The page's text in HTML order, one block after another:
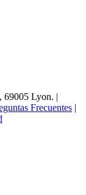
69005 Lyon. |
Frecuentes |